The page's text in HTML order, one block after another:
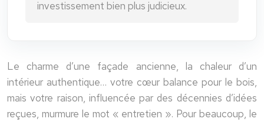
investissement bien plus judicieux.
Le charme d’une façade ancienne, la chaleur d’un
intérieur authentique… votre cœur balance pour le bois,
mais votre raison, influencée par des décennies d’idées
reçues, murmure le mot « entretien ». Pour beaucoup, le